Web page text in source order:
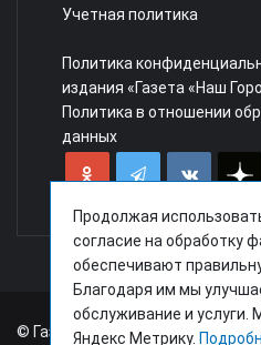
Учетная политика
Политика
издания «Газета «Наш
Политика в отношении
данных
© Газета "Наш город"
Продолжая
согласие на обработку
обеспечивают
Благодаря им мы
обслуживание и услуги.
Яндекс Метрику.